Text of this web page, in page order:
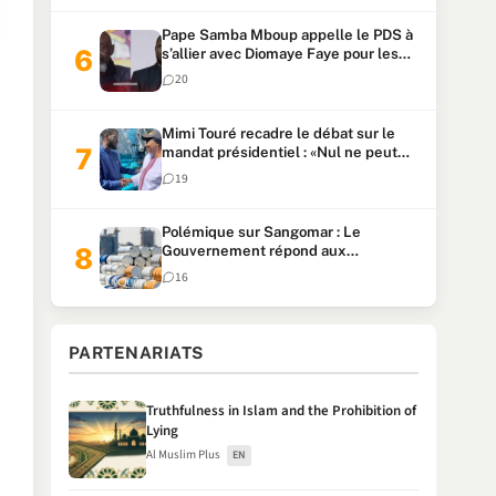
Pape Samba Mboup appelle le PDS à
s’allier avec Diomaye Faye pour les
locales et tacle Sonko
20
Mimi Touré recadre le débat sur le
mandat présidentiel : «Nul ne peut
faire plus de deux mandats
consécutifs de 5 ans»
19
Polémique sur Sangomar : Le
Gouvernement répond aux
accusations et clarifie le partage des
milliards
16
PARTENARIATS
Truthfulness in Islam and the Prohibition of
Lying
Al Muslim Plus EN